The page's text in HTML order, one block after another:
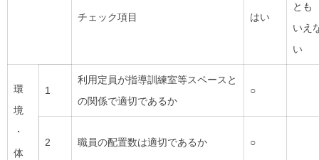
チェック項目 はい
とも
いえ
い
環
境
・
体
1
利用定員が指導訓練室等スペースと
の関係で適切であるか
○
2 職員の配置数は適切であるか ○